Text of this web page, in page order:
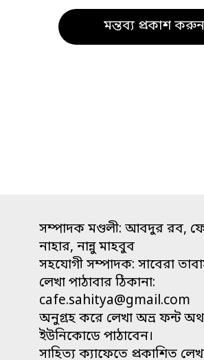
সম্পাদক মণ্ডলী: আবদুর রব,
নাহার, নান্নু মাহবুব
সহযোগী সম্পাদক: সাবেরা
লেখা পাঠাবার ঠিকানা:
cafe.sahitya@gmail.com
অনুগ্রহ করে লেখা অভ্র ফন্ট
ইউনিকোডে পাঠাবেন।
সাহিত্য ক্যাফেতে প্রকাশিত